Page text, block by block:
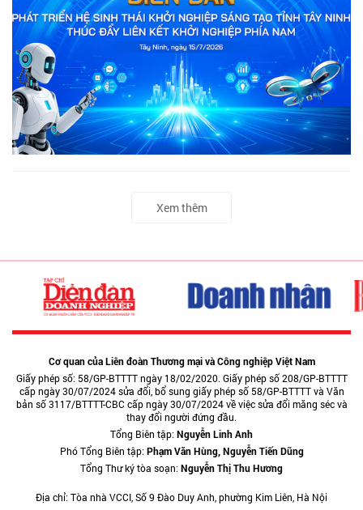
Xem thêm
Cơ quan của Liên đoàn Thương mại và Công nghiệp Việt Nam
Giấy phép số: 58/GP-BTTTT ngày 18/02/2020. Giấy phép số 208/GP-BTTTT
cấp ngày 30/07/2024 sửa đổi, bổ sung giấy phép số 58/GP-BTTTT và Văn
bản số 3117/BTTTT-CBC cấp ngày 30/07/2024 về việc sửa đổi măng séc và
thay đổi người đứng đầu.
Tổng Biên tập:Nguyễn Linh Anh
Phó Tổng Biên tập:Phạm Văn Hùng, Nguyễn Tiến Dũng
Tổng Thư ký tòa soạn:Nguyễn Thị Thu Hương
Địa chỉ: Tòa nhà VCCI, Số 9 Đào Duy Anh, phường Kim Liên, Hà Nội